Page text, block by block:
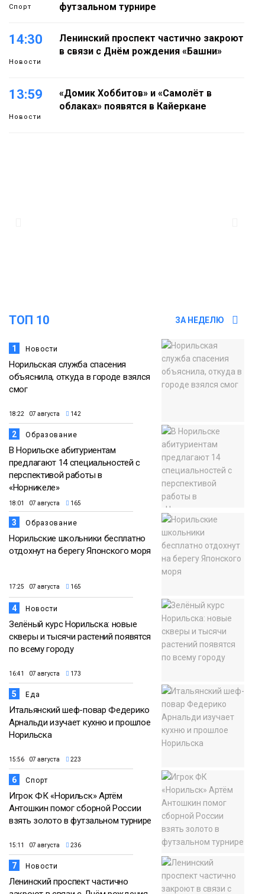
Спорт
футзальном турнире
14:30
Новости
Ленинский проспект частично закроют
в связи с Днём рождения «Башни»
13:59
Новости
«Домик Хоббитов» и «Самолёт в
облаках» появятся в Кайеркане
ТОП 10 ЗА НЕДЕЛЮ
1 Новости
Норильская служба спасения
объяснила, откуда в городе взялся
смог
18:22 07 августа 142
2 Образование
В Норильске абитуриентам
предлагают 14 специальностей с
перспективой работы в
«Норникеле»
18:01 07 августа 165
3 Образование
Норильские школьники бесплатно
отдохнут на берегу Японского моря
17:25 07 августа 165
4 Новости
Зелёный курс Норильска: новые
скверы и тысячи растений появятся
по всему городу
16:41 07 августа 173
5 Еда
Итальянский шеф-повар Федерико
Арнальди изучает кухню и прошлое
Норильска
15:56 07 августа 223
6 Спорт
Игрок ФК «Норильск» Артём
Антошкин помог сборной России
взять золото в футзальном турнире
15:11 07 августа 236
7 Новости
Ленинский проспект частично